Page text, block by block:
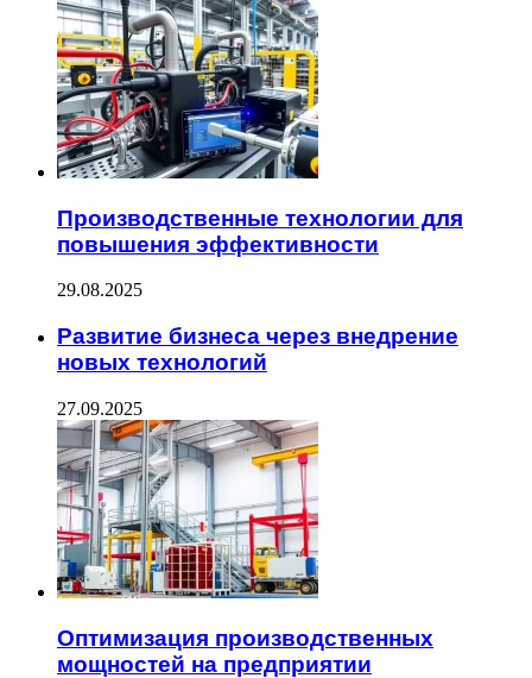
Производственные технологии для
повышения эффективности
29.08.2025
Развитие бизнеса через внедрение
новых технологий
27.09.2025
Оптимизация производственных
мощностей на предприятии